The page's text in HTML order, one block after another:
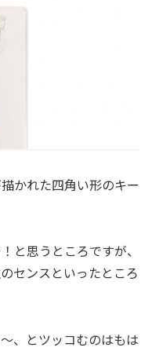
かれた四角い形のキー
と思うところですが、
センスといったところ
、とツッコむのはもは